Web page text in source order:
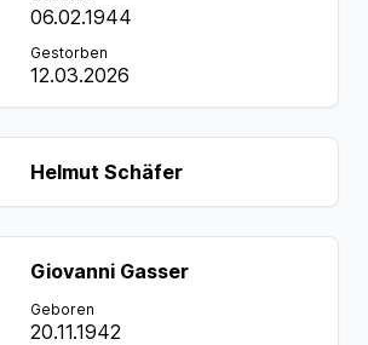
06.02.1944
Gestorben
12.03.2026
Helmut Schäfer
Giovanni Gasser
Geboren
20.11.1942